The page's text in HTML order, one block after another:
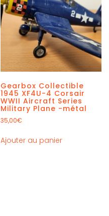
Gearbox Collectible
1945 XF4U-4 Corsair
WWII Aircraft Series
Military Plane -métal
35,00€
Ajouter au panier